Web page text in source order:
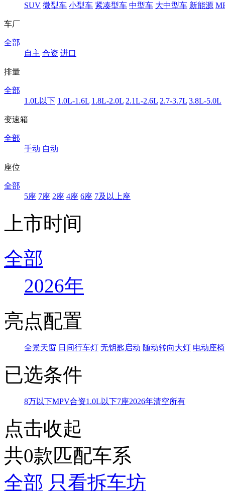
SUV 微型车 小型车 紧凑型车 中型车 大中型车 新能源
车厂
全部
自主 合资 进口
排量
全部
1.0L以下 1.0L-1.6L 1.8L-2.0L 2.1L-2.6L 2.7-3.7L 3.8L-5.0L
变速箱
全部
手动 自动
座位
全部
5座 7座 2座 4座 6座 7及以上座
上市时间
全部
2026年
亮点配置
全景天窗 日间行车灯 无钥匙启动 随动转向大灯 电动座椅
已选条件
8万以下MPV合资1.0L以下7座2026年清空所有
点击收起
共0款匹配车系
全部 只看拆车坊